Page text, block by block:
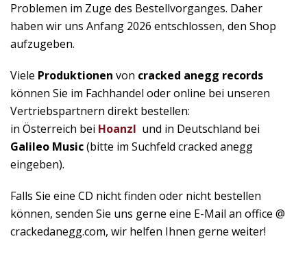
Problemen im Zuge des Bestellvorganges. Daher
haben wir uns Anfang 2026 entschlossen, den Shop
aufzugeben.
Viele Produktionen von cracked anegg records
können Sie im Fachhandel oder online bei unseren
Vertriebspartnern direkt bestellen:
in Österreich bei Hoanzl und in Deutschland bei
Galileo Music(bitte im Suchfeld cracked anegg
eingeben).
Falls Sie eine CD nicht finden oder nicht bestellen
können, senden Sie uns gerne eine E-Mail an office @
crackedanegg.com, wir helfen Ihnen gerne weiter!